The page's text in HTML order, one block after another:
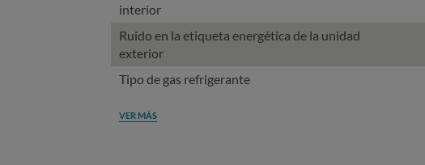
interior
Ruido en la etiqueta energética de la unidad
exterior
Tipo de gas refrigerante
VER MÁS